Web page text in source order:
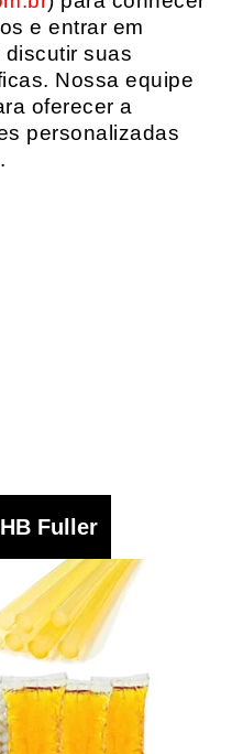
e entrar em
suas
Nossa equipe
oferecer a
personalizadas
Fuller